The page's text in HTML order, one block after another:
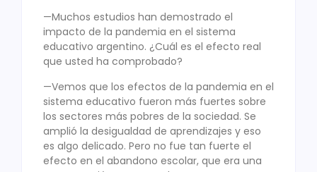
—Muchos estudios han demostrado el
impacto de la pandemia en el sistema
educativo argentino. ¿Cuál es el efecto real
que usted ha comprobado?
—Vemos que los efectos de la pandemia en el
sistema educativo fueron más fuertes sobre
los sectores más pobres de la sociedad. Se
amplió la desigualdad de aprendizajes y eso
es algo delicado. Pero no fue tan fuerte el
efecto en el abandono escolar, que era una